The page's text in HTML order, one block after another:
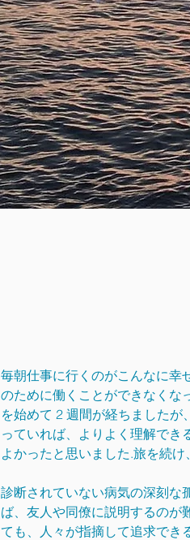
毎朝仕事に行くのがこんなに幸
のために働くことができなくな
を始めて 2 週間が経ちました
っていれば、よりよく理解で
よかったと思いました.旅を続
診断されていない病気の深刻な
ば、友人や同僚に説明するのが
ても、人々が指摘して追求でき